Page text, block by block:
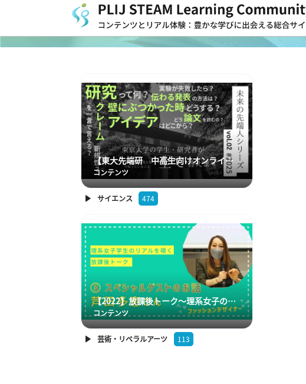
【東大先端研 中高生向けオンラインイベント】未来の先端人シリーズ2025年第2回
コンテンツ
サイエンス 474
【2022】放課後トーク～理系女子のリアルを覗こう～第２弾③スペシャルゲスト 芦田多恵さん
コンテンツ
芸術・リベラルアーツ 113